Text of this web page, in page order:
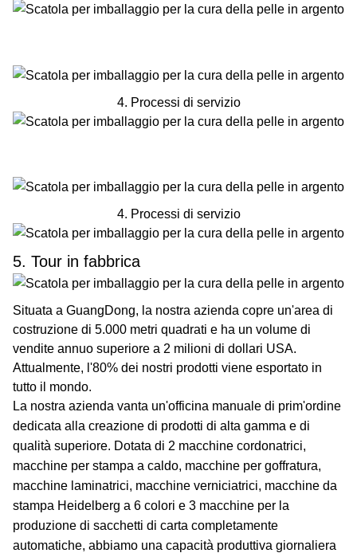
4. Processi di servizio
4. Processi di servizio
5. Tour in fabbrica
Situata a GuangDong, la nostra azienda copre un'area di
costruzione di 5.000 metri quadrati e ha un volume di
vendite annuo superiore a 2 milioni di dollari USA.
Attualmente, l'80% dei nostri prodotti viene esportato in
tutto il mondo.
La nostra azienda vanta un'officina manuale di prim'ordine
dedicata alla creazione di prodotti di alta gamma e di
qualità superiore. Dotata di 2 macchine cordonatrici,
macchine per stampa a caldo, macchine per goffratura,
macchine laminatrici, macchine verniciatrici, macchine da
stampa Heidelberg a 6 colori e 3 macchine per la
produzione di sacchetti di carta completamente
automatiche, abbiamo una capacità produttiva giornaliera